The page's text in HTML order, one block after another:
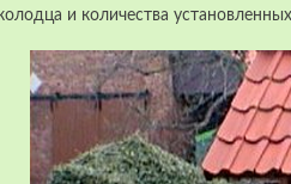
и количества